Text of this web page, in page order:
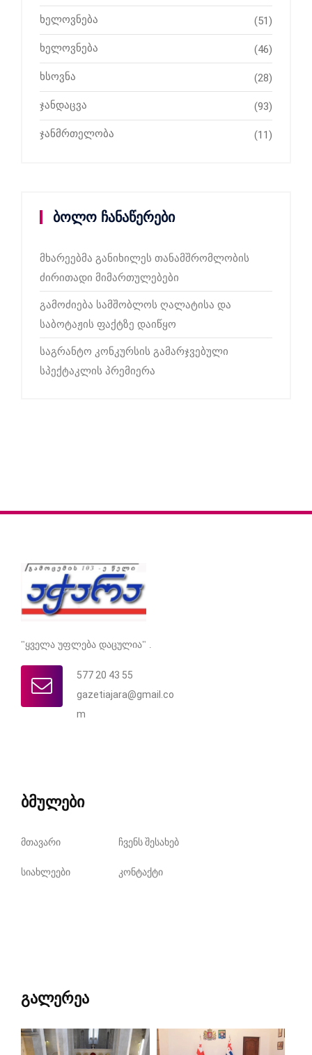
ხელოვნება (51)
ხელოვნება (46)
ხსოვნა (28)
ჯანდაცვა (93)
ჯანმრთელობა (11)
ბოლო ჩანაწერები
მხარეებმა განიხილეს თანამშრომლობის
ძირითადი მიმართულებები
გამოძიება სამშობლოს ღალატისა და
საბოტაჟის ფაქტზე დაიწყო
საგრანტო კონკურსის გამარჯვებული
სპექტაკლის პრემიერა
"ყველა უფლება დაცულია" .
577 20 43 55
gazetiajara@gmail.co
m
ბმულები
მთავარი ჩვენს შესახებ
სიახლეები კონტაქტი
გალერეა